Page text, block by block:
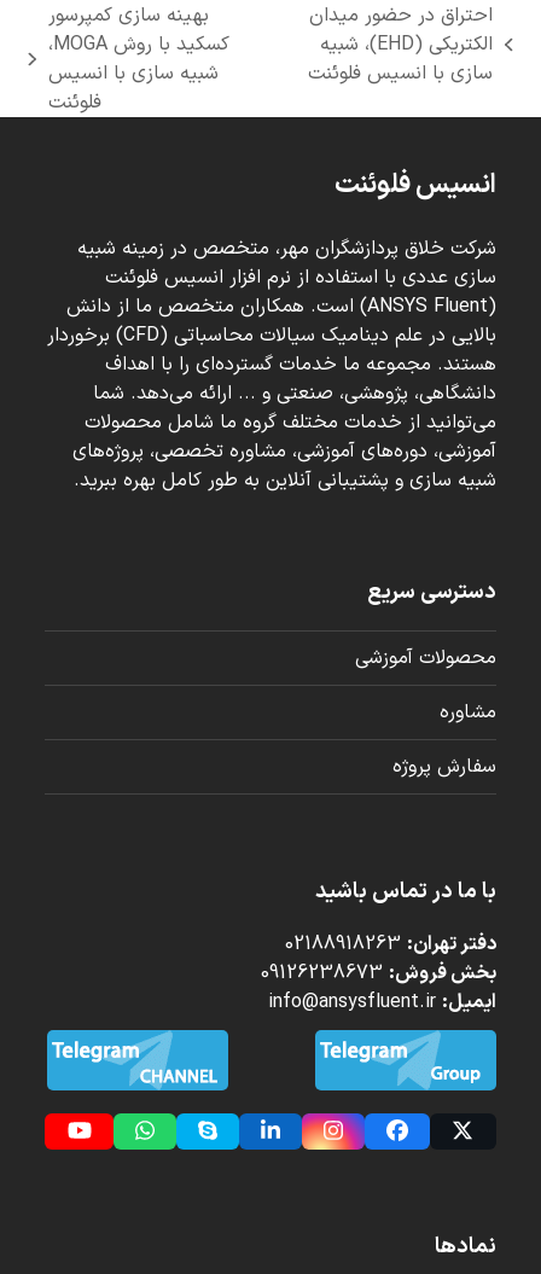
previous
post:
احتراق در حضور میدان
الکتریکی (EHD)، شبیه
سازی با انسیس فلوئنت
بهینه سازی کمپرسور
کسکید با روش MOGA،
شبیه سازی با انسیس
فلوئنت
انسیس فلوئنت
شرکت خلاق پردازشگران مهر، متخصص در زمینه شبیه
سازی عددی با استفاده از نرم افزار انسیس فلوئنت
(ANSYS Fluent) است. همکاران متخصص ما از دانش
بالایی در علم دینامیک سیالات محاسباتی (CFD) برخوردار
هستند. مجموعه ما خدمات گسترده‌ای را با اهداف
دانشگاهی، پژوهشی، صنعتی و ... ارائه می‌دهد. شما
می‌توانید از خدمات مختلف گروه ما شامل محصولات
آموزشی، دوره‌های آموزشی، مشاوره تخصصی، پروژه‌های
شبیه سازی و پشتیبانی آنلاین به طور کامل بهره ببرید.
دسترسی سریع
محصولات آموزشی
مشاوره
سفارش پروژه
با ما در تماس باشید
دفتر تهران:
بخش فروش:
ایمیل: info@ansysfluent.ir
Twitter
Facebook
Instagram
LinkedIn
Skype
Whatsapp
نمادها